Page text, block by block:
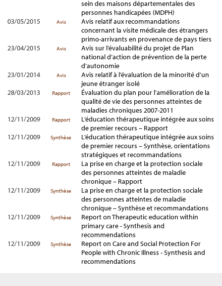
sein des maisons départementales des
personnes handicapées (MDPH)
03/05/2015
Avis
Avis relatif aux recommandations
concernant la visite médicale des étrangers
primo-arrivants en provenance de pays tiers
23/04/2015
Avis
Avis sur l’évaluabilité du projet de Plan
national d’action de prévention de la perte
d’autonomie
23/01/2014
Avis
Avis relatif à l’évaluation de la minorité d’un
jeune étranger isolé
28/03/2013
Rapport
Évaluation du plan pour l’amélioration de la
qualité de vie des personnes atteintes de
maladies chroniques 2007-2011
12/11/2009
Rapport
L’éducation thérapeutique intégrée aux soins
de premier recours – Rapport
12/11/2009
Synthèse
L’éducation thérapeutique intégrée aux soins
de premier recours – Synthèse, orientations
stratégiques et recommandations
12/11/2009
Rapport
La prise en charge et la protection sociale
des personnes atteintes de maladie
chronique – Rapport
12/11/2009
Synthèse
La prise en charge et la protection sociale
des personnes atteintes de maladie
chronique – Synthèse et recommandations
12/11/2009
Synthèse
Report on Therapeutic education within
primary care - Synthesis and
recommendations
12/11/2009
Synthèse
Report on Care and Social Protection For
People with Chronic Illness - Synthesis and
recommendations